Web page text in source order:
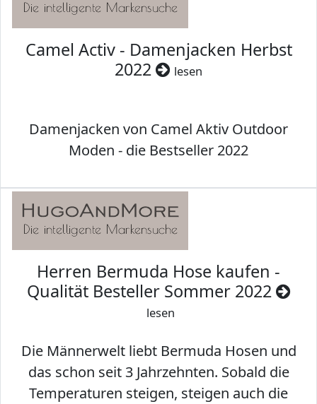
Camel Activ - Damenjacken Herbst
2022
lesen
Damenjacken von Camel Aktiv Outdoor
Moden - die Bestseller 2022
Herren Bermuda Hose kaufen -
Qualität Besteller Sommer 2022
lesen
Die Männerwelt liebt Bermuda Hosen und
das schon seit 3 Jahrzehnten. Sobald die
Temperaturen steigen, steigen auch die